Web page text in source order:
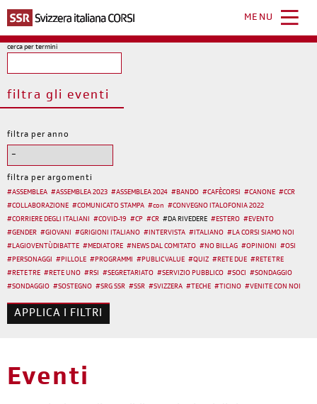
contenuto
principale
MENU
cerca per termini
filtra gli eventi
filtra per anno
filtra per argomenti
#ASSEMBLEA #ASSEMBLEA 2023 #ASSEMBLEA 2024 #BANDO #CAFÈCORSI #CANONE #CCR
#COLLABORAZIONE #COMUNICATO STAMPA #con #CONVEGNO ITALOFONIA 2022
#CORRIERE DEGLI ITALIANI #COVID-19 #CP #CR #DA RIVEDERE #ESTERO #EVENTO
#GENDER #GIOVANI #GRIGIONI ITALIANO #INTERVISTA #ITALIANO #LA CORSI SIAMO NOI
#LAGIOVENTÙDIBATTE #MEDIATORE #NEWS DAL COMITATO #NO BILLAG #OPINIONI #OSI
#PERSONAGGI #PILLOLE #PROGRAMMI #PUBLIC VALUE #QUIZ #RETE DUE #RETE TRE
#RETE TRE #RETE UNO #RSI #SEGRETARIATO #SERVIZIO PUBBLICO #SOCI #SONDAGGIO
#SONDAGGIO #SOSTEGNO #SRG SSR #SSR #SVIZZERA # TECHE # TICINO #VENITE CON NOI
Eventi